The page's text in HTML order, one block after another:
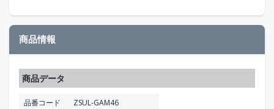
商品情報
商品データ
品番コード
ZSUL-GAM46